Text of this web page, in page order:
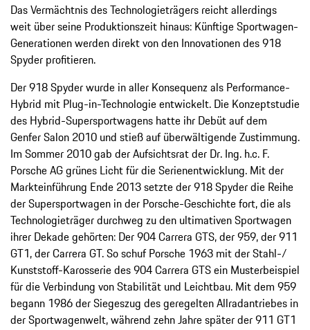
Das Vermächtnis des Technologieträgers reicht allerdings
weit über seine Produktionszeit hinaus: Künftige Sportwagen-
Generationen werden direkt von den Innovationen des 918
Spyder profitieren.
Der 918 Spyder wurde in aller Konsequenz als Performance-
Hybrid mit Plug-in-Technologie entwickelt. Die Konzeptstudie
des Hybrid-Supersportwagens hatte ihr Debüt auf dem
Genfer Salon 2010 und stieß auf überwältigende Zustimmung.
Im Sommer 2010 gab der Aufsichtsrat der Dr. Ing. h.c. F.
Porsche AG grünes Licht für die Serienentwicklung. Mit der
Markteinführung Ende 2013 setzte der 918 Spyder die Reihe
der Supersportwagen in der Porsche-Geschichte fort, die als
Technologieträger durchweg zu den ultimativen Sportwagen
ihrer Dekade gehörten: Der 904 Carrera GTS, der 959, der 911
GT1, der Carrera GT. So schuf Porsche 1963 mit der Stahl-/
Kunststoff-Karosserie des 904 Carrera GTS ein Musterbeispiel
für die Verbindung von Stabilität und Leichtbau. Mit dem 959
begann 1986 der Siegeszug des geregelten Allradantriebes in
der Sportwagenwelt, während zehn Jahre später der 911 GT1